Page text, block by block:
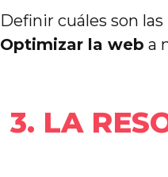
Definir cuáles son
Optimizar la web a
3. LA